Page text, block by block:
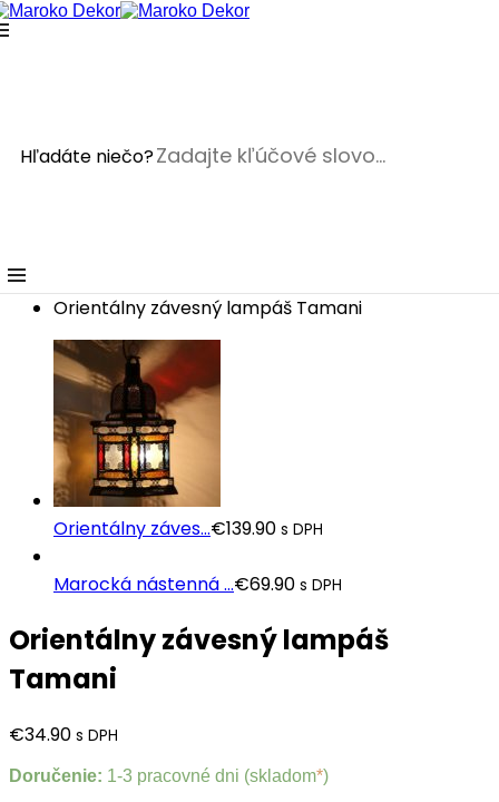
Hľadáte niečo?
Orientálny závesný lampáš Tamani
Orientálny závesný lampáš Tamani
Orientálny záves...€139.90 s DPH
Marocká nástenná ...€69.90 s DPH
Orientálny závesný lampáš
Tamani
€34.90 s DPH
Doručenie: 1-3 pracovné dni (skladom*)